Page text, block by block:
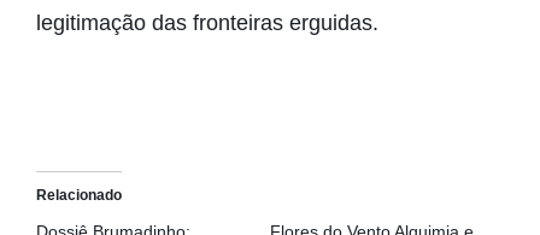
legitimação das fronteiras erguidas.
Relacionado
Dossiê Brumadinho:
Flores do Vento Alquimia e